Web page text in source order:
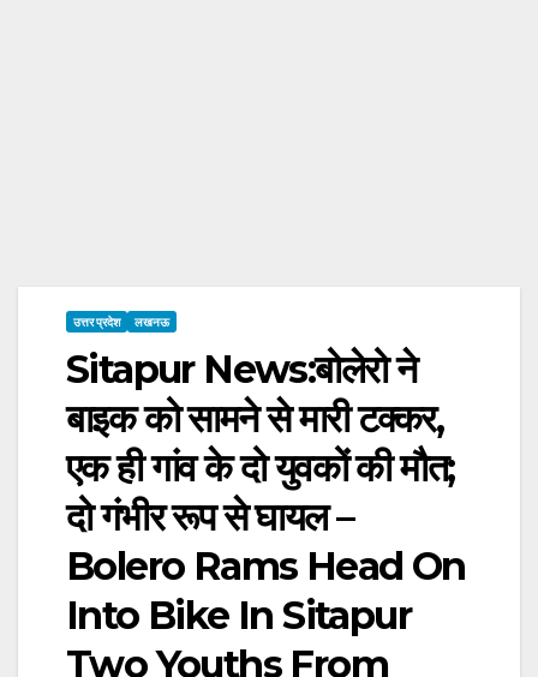
उत्तर प्रदेश लखनऊ
Sitapur News:बोलेरो ने
बाइक को सामने से मारी टक्कर,
एक ही गांव के दो युवकों की मौत;
दो गंभीर रूप से घायल –
Bolero Rams Head On
Into Bike In Sitapur
Two Youths From